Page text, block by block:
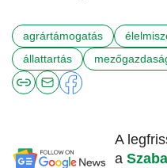
agrártámogatás
állattartás
A
a